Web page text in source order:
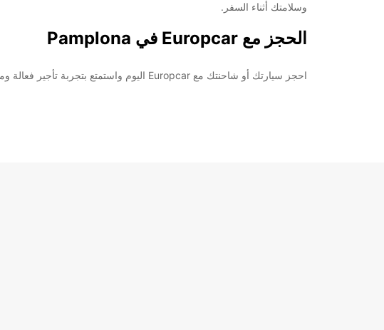
وسلامتك أثناء السفر.
الحجز مع Europcar في Pamplona
احجز سيارتك أو شاحنتك مع Europcar اليوم واستمتع بتجربة تأجير فعالة وموثوقة. تأكد من أنك قد وفرت وسيلة مواصلات موثوقة ومريحة خلال إقامتك في Pamplona.